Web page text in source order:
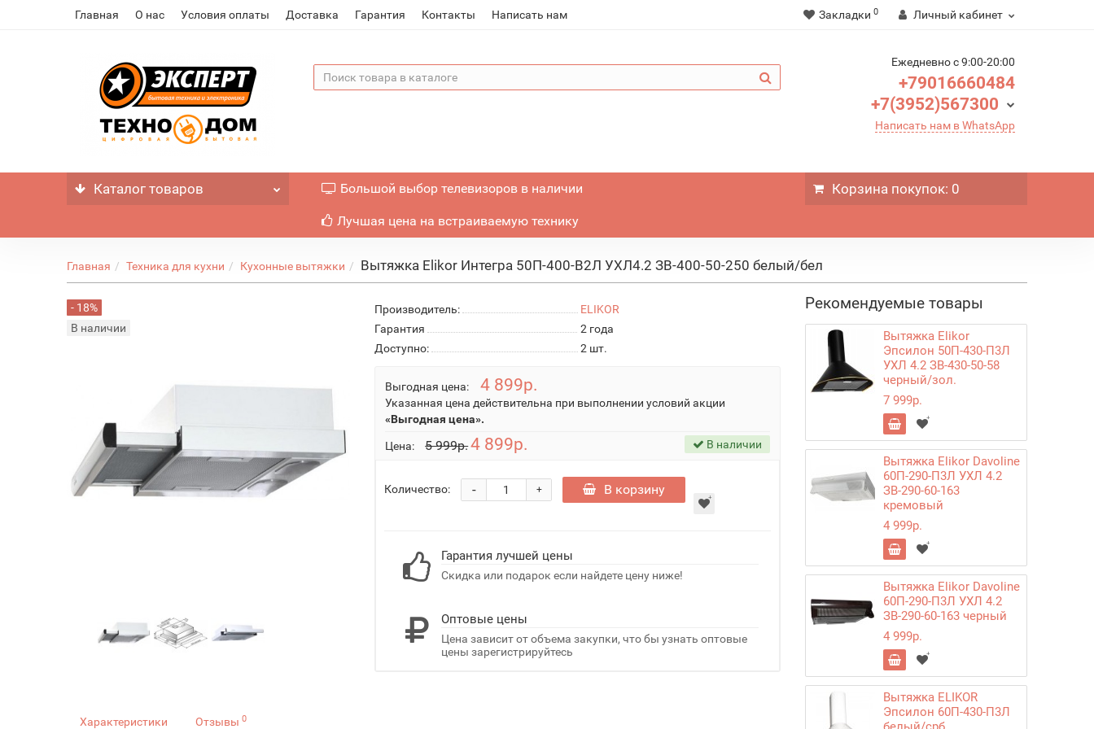
Главная О нас Условия оплаты Доставка Гарантия Контакты Написать нам Закладки 0 Личный кабинет
Ежедневно c 9:00-20:00
+79016660484
+7(3952)567300
Написать нам в WhatsApp
Каталог товаров Большой выбор телевизоров в наличии
Лучшая цена на встраиваемую технику
Корзина покупок: 0
Главная Техника для кухни Кухонные вытяжки Вытяжка Elikor Интегра 50П-400-В2Л УХЛ4.2 ЗВ-400-50-250 белый/бел
- 18%
В наличии
Производитель:
ELIKOR
Гарантия
2 года
Доступно:
2 шт.
Выгодная цена: 4 899р.
Указанная цена действительна при выполнении условий акции
«Выгодная цена».
Цена: 5 999р.4 899р. В наличии
Количество: +
- В корзину
Гарантия лучшей цены
Скидка или подарок если найдете цену ниже!
Оптовые цены
Цена зависит от объема закупки, что бы узнать оптовые
цены зарегистрируйтесь
Характеристики Отзывы0
Рекомендуемые товары
Вытяжка Elikor
Эпсилон 50П-430-П3Л
УХЛ 4.2 ЗВ-430-50-58
черный/зол.
7 999р.
Вытяжка Elikor Davoline
60П-290-П3Л УХЛ 4.2
ЗВ-290-60-163
кремовый
4 999р.
Вытяжка Elikor Davoline
60П-290-П3Л УХЛ 4.2
ЗВ-290-60-163 черный
4 999р.
Вытяжка ELIKOR
Эпсилон 60П-430-П3Л